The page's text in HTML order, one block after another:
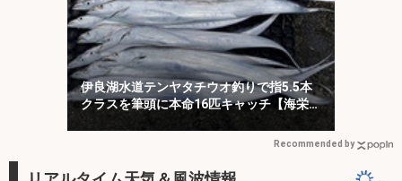
伊良湖水道テンヤタチウオ釣りで指5.5本
クラスを筆頭に本命16匹キャッチ【海栄
Recommended by